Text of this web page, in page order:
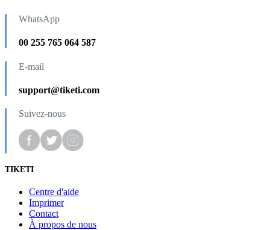
WhatsApp
00 255 765 064 587
E-mail
support@tiketi.com
Suivez-nous
TIKETI
Centre d'aide
Imprimer
Contact
À propos de nous